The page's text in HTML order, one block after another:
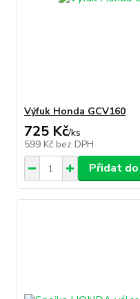
Výfuk Honda GCV160
725 Kč/ks
599 Kč bez DPH
Přidat